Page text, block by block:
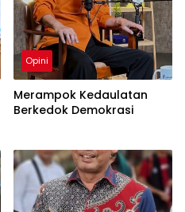
Opini
Merampok Kedaulatan
Berkedok Demokrasi